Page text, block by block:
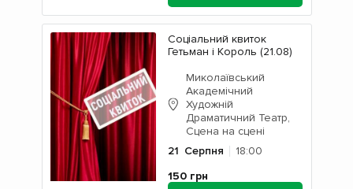
Соціальний квиток
Гетьман і Король (21.08)
Миколаївський
Академічний
Художній
Драматичний Театр,
Сцена на сцені
21 Серпня
18:00
150 грн